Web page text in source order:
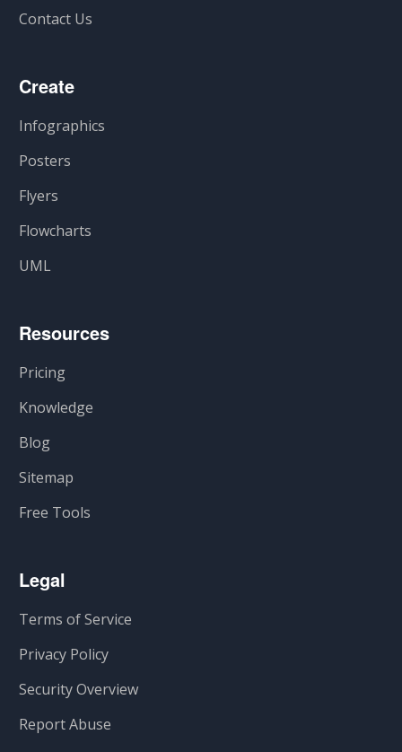
Contact Us
Create
Infographics
Posters
Flyers
Flowcharts
UML
Resources
Pricing
Knowledge
Blog
Sitemap
Free Tools
Legal
Terms of Service
Privacy Policy
Security Overview
Report Abuse